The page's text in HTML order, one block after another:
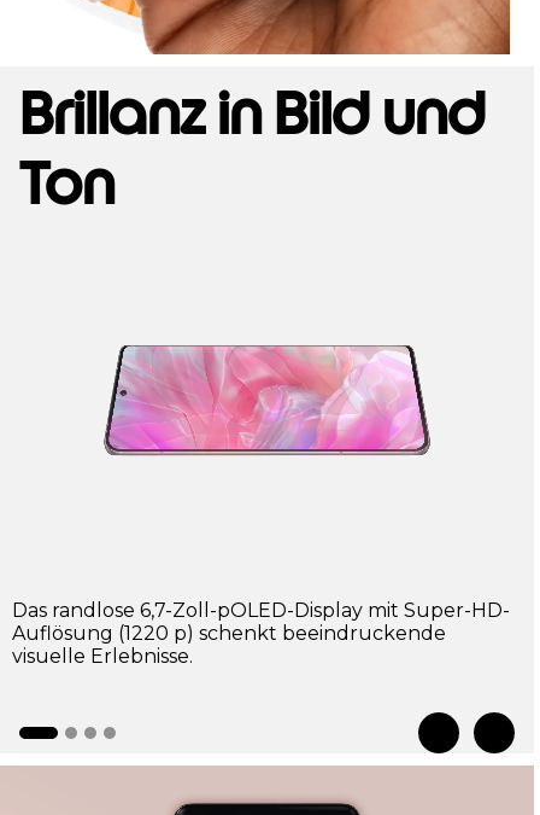
Brillanz in Bild und
Ton
Genieße dank der bemerkenswerten
Bildwiederholfrequenz von 144 Hz extrem flüssige